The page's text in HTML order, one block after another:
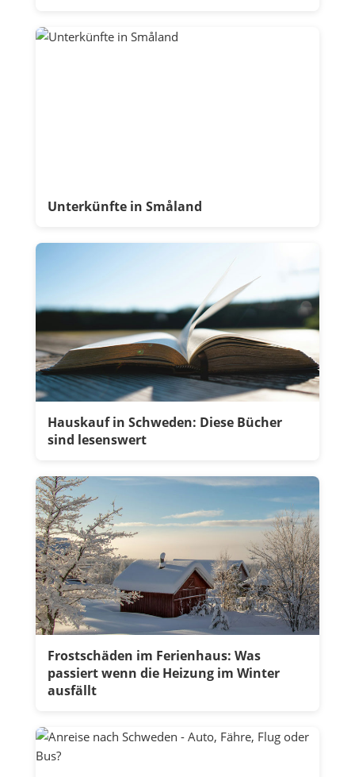
Unterkünfte in Småland
Hauskauf in Schweden: Diese Bücher
sind lesenswert
Frostschäden im Ferienhaus: Was
passiert wenn die Heizung im Winter
ausfällt